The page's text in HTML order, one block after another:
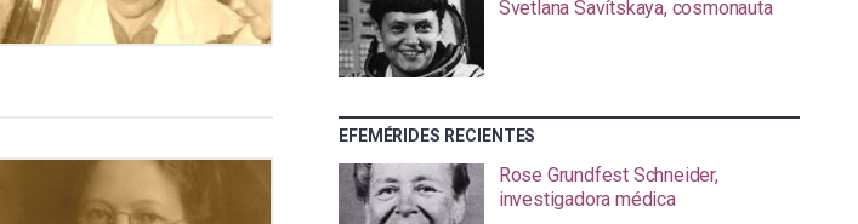
Svetlana Savítskaya, cosmonauta
EFEMÉRIDES RECIENTES
Rose Grundfest Schneider,
investigadora médica